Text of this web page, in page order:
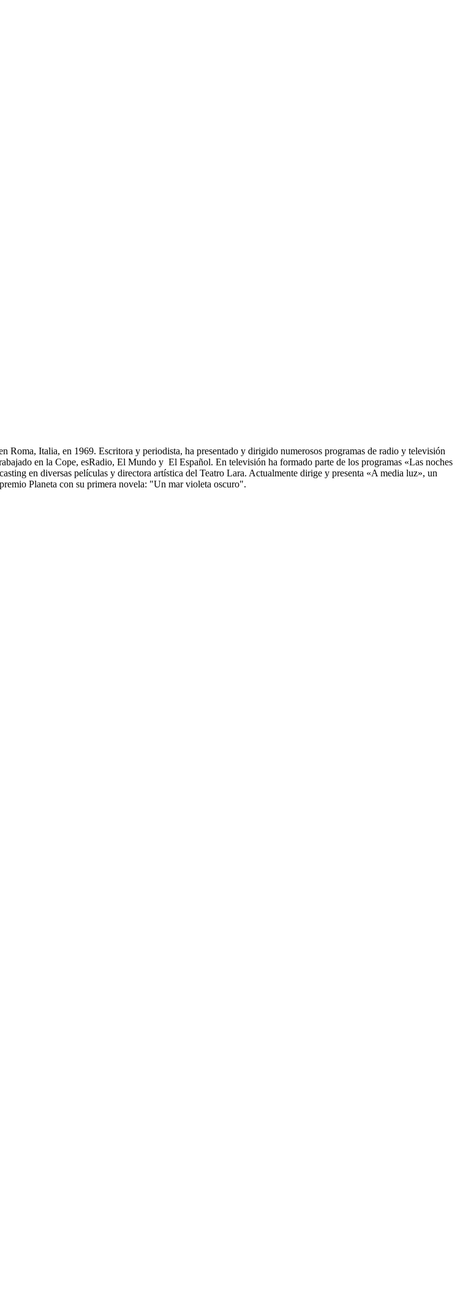
Roma, Italia, en 1969. Escritora y periodista, ha presentado y dirigido numerosos programas de radio y televisión
en la Cope, esRadio, El Mundo y El Español. En televisión ha formado parte de los programas «Las noches
en diversas películas y directora artística del Teatro Lara. Actualmente dirige y presenta «A media luz», un
Planeta con su primera novela: "Un mar violeta oscuro".